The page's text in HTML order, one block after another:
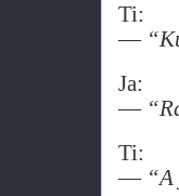
Ti:
—
Ja:
—
Ti:
—